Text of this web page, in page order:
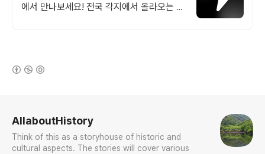
에서 만나보세요! 전국 각지에서 올라오는 전
AllaboutHistory
Think of this as a storyhouse of historic and
cultural aspects. The stories will cover various